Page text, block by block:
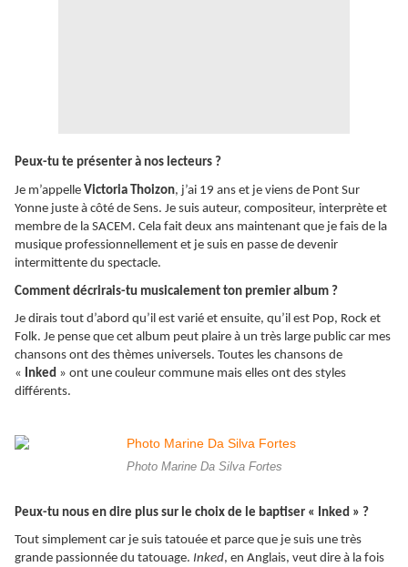
Peux-tu te présenter à nos lecteurs ?
Je m’appelle Victoria Thoizon, j’ai 19 ans et je viens de Pont Sur
Yonne juste à côté de Sens. Je suis auteur, compositeur, interprète et
membre de la SACEM. Cela fait deux ans maintenant que je fais de la
musique professionnellement et je suis en passe de devenir
intermittente du spectacle.
Comment décrirais-tu musicalement ton premier album ?
Je dirais tout d’abord qu’il est varié et ensuite, qu’il est Pop, Rock et
Folk. Je pense que cet album peut plaire à un très large public car mes
chansons ont des thèmes universels. Toutes les chansons de
« Inked » ont une couleur commune mais elles ont des styles
différents.
Photo Marine Da Silva Fortes
Peux-tu nous en dire plus sur le choix de le baptiser « Inked » ?
Tout simplement car je suis tatouée et parce que je suis une très
grande passionnée du tatouage. Inked, en Anglais, veut dire à la fois